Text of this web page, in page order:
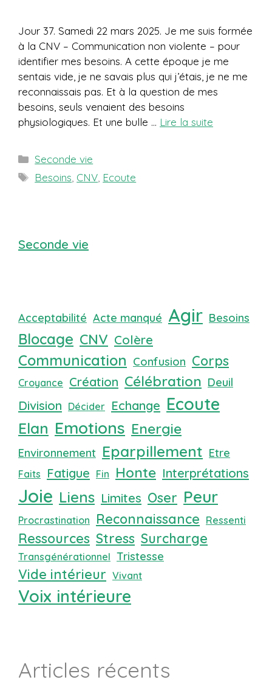
Jour 37. Samedi 22 mars 2025. Je me suis formée
à la CNV – Communication non violente – pour
identifier mes besoins. A cette époque je me
sentais vide, je ne savais plus qui j’étais, je ne me
reconnaissais pas. Et à la question de mes
besoins, seuls venaient des besoins
physiologiques. Et une bulle … Lire la suite
Catégories
Seconde vie
Étiquettes
Besoins CNV Ecoute
Seconde vie
Acceptabilité Acte manqué Agir Besoins
Blocage CNV Colère
Communication Confusion Corps
Croyance Création Célébration Deuil
Division Décider Echange Ecoute
Elan Emotions Energie
Environnement Eparpillement Etre
Faits Fatigue Fin Honte Interprétations
Joie Liens Limites Oser Peur
Procrastination Reconnaissance Ressenti
Ressources Stress Surcharge
Transgénérationnel Tristesse
Vide intérieur Vivant
Voix intérieure
Articles récents